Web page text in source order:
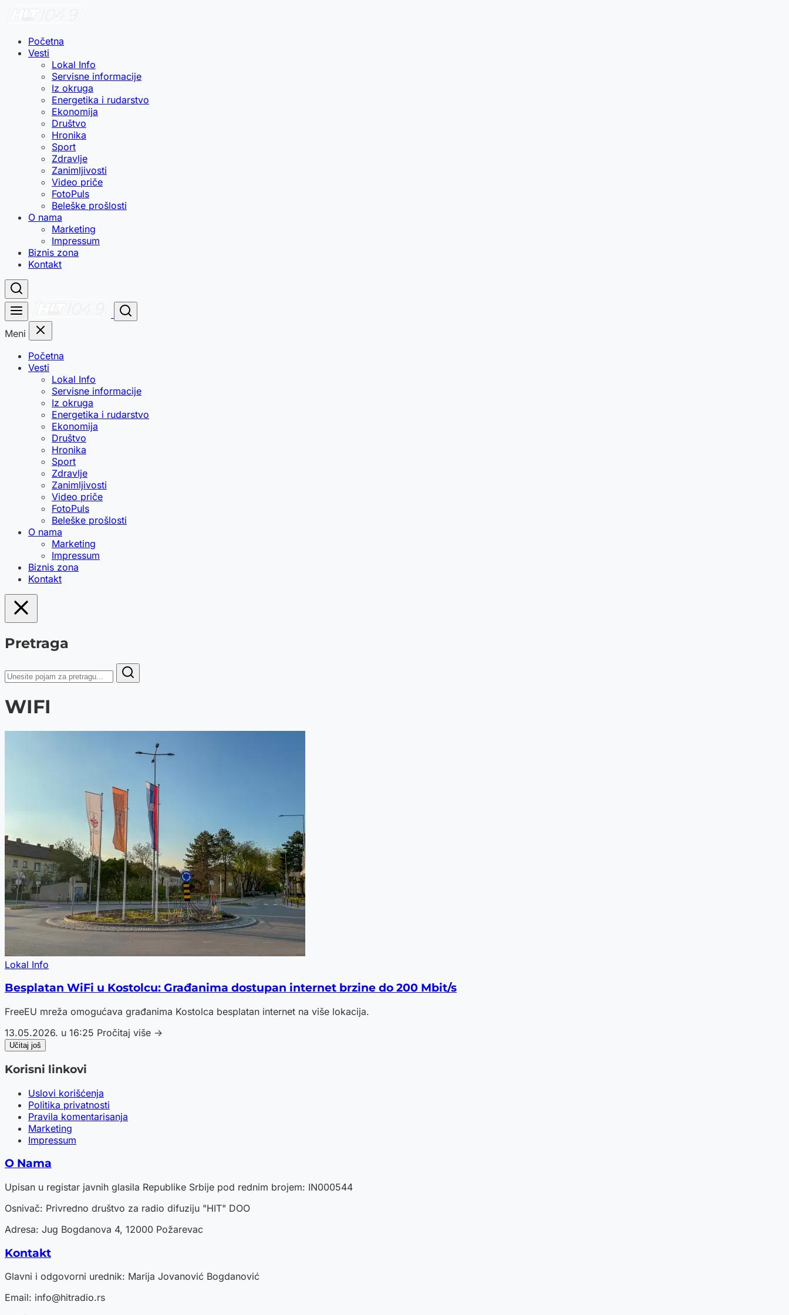
Početna
Vesti
Lokal Info
Servisne informacije
Iz okruga
Energetika i rudarstvo
Ekonomija
Društvo
Hronika
Sport
Zdravlje
Zanimljivosti
Video priče
FotoPuls
Beleške prošlosti
O nama
Marketing
Impressum
Biznis zona
Kontakt
Meni
Početna
Vesti
Lokal Info
Servisne informacije
Iz okruga
Energetika i rudarstvo
Ekonomija
Društvo
Hronika
Sport
Zdravlje
Zanimljivosti
Video priče
FotoPuls
Beleške prošlosti
O nama
Marketing
Impressum
Biznis zona
Kontakt
Pretraga
WIFI
Lokal Info
Besplatan WiFi u Kostolcu: Građanima dostupan internet brzine do 200 Mbit/s
FreeEU mreža omogućava građanima Kostolca besplatan internet na više lokacija.
13.05.2026. u 16:25 Pročitaj više →
Učitaj još
Korisni linkovi
Uslovi korišćenja
Politika privatnosti
Pravila komentarisanja
Marketing
Impressum
O Nama
Upisan u registar javnih glasila Republike Srbije pod rednim brojem: IN000544
Osnivač: Privredno društvo za radio difuziju "HIT" DOO
Adresa: Jug Bogdanova 4, 12000 Požarevac
Kontakt
Glavni i odgovorni urednik: Marija Jovanović Bogdanović
Email: info@hitradio.rs